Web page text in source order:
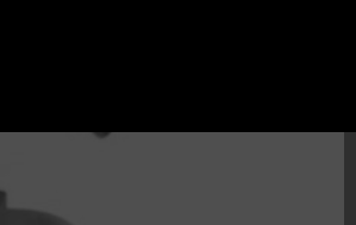
COMPANIES NO LONGER